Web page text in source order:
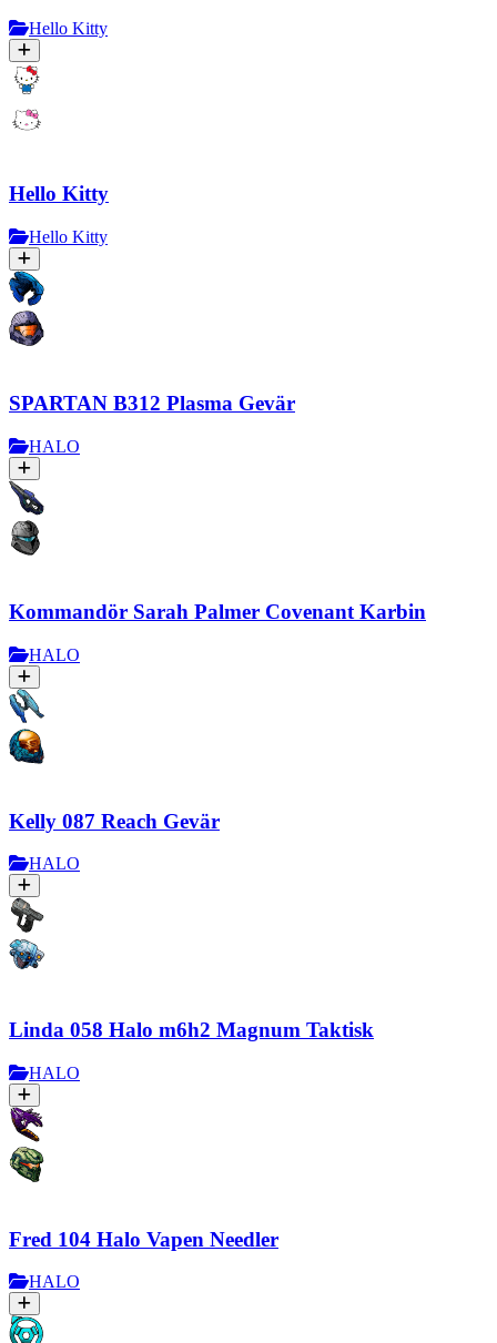
Hello Kitty
Hello Kitty
Hello Kitty
SPARTAN B312 Plasma Gevär
HALO
Kommandör Sarah Palmer Covenant Karbin
HALO
Kelly 087 Reach Gevär
HALO
Linda 058 Halo m6h2 Magnum Taktisk
HALO
Fred 104 Halo Vapen Needler
HALO